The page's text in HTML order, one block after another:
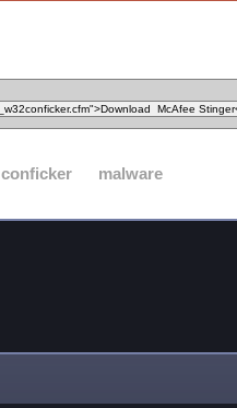
conficker malware